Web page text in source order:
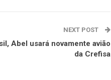
NEXT POST
Abel usará novamente avião
da Crefisa